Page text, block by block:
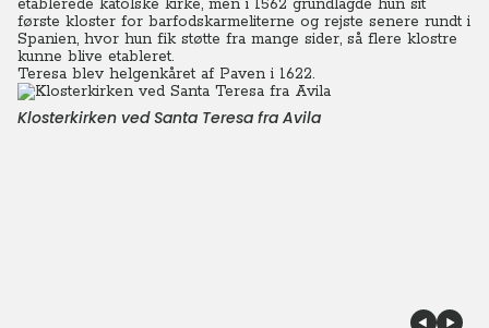
etablerede katolske kirke, men i 1562 grundlagde hun sit
første kloster for barfodskarmeliterne og rejste senere rundt i
Spanien, hvor hun fik støtte fra mange sider, så flere klostre
kunne blive etableret.
Teresa blev helgenkåret af Paven i 1622.
Klosterkirken ved Santa Teresa fra Avila